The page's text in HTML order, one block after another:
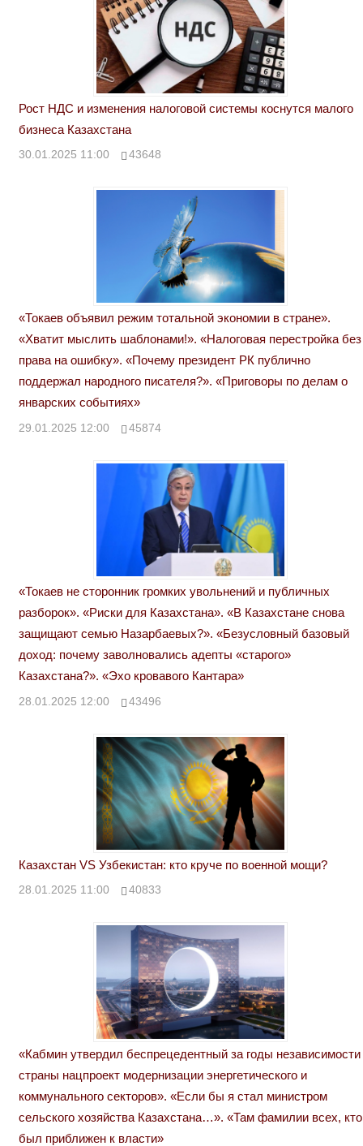
Рост НДС и изменения налоговой системы коснутся малого
бизнеса Казахстана
30.01.2025 11:00 43648
«Токаев объявил режим тотальной экономии в стране».
«Хватит мыслить шаблонами!». «Налоговая перестройка без
права на ошибку». «Почему президент РК публично
поддержал народного писателя?». «Приговоры по делам о
январских событиях»
29.01.2025 12:00 45874
«Токаев не сторонник громких увольнений и публичных
разборок». «Риски для Казахстана». «В Казахстане снова
защищают семью Назарбаевых?». «Безусловный базовый
доход: почему заволновались адепты «старого»
Казахстана?». «Эхо кровавого Кантара»
28.01.2025 12:00 43496
Казахстан VS Узбекистан: кто круче по военной мощи?
28.01.2025 11:00 40833
«Кабмин утвердил беспрецедентный за годы независимости
страны нацпроект модернизации энергетического и
коммунального секторов». «Если бы я стал министром
сельского хозяйства Казахстана…». «Там фамилии всех, кто
был приближен к власти»